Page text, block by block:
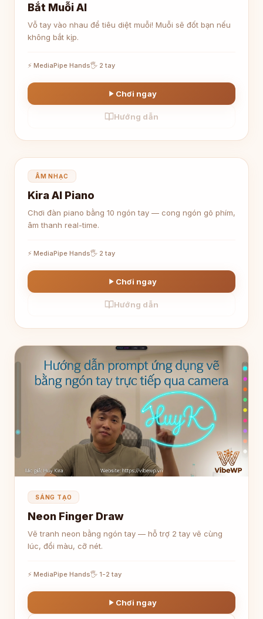
Bắt Muỗi AI
Vỗ tay vào nhau để tiêu diệt muỗi! Muỗi sẽ đốt bạn nếu
không bắt kịp.
⚡ MediaPipe Hands🖐 2 tay
Chơi ngay
Hướng dẫn
🎹
ÂM NHẠC
Kira AI Piano
Chơi đàn piano bằng 10 ngón tay — cong ngón gõ phím,
âm thanh real-time.
⚡ MediaPipe Hands🖐 2 tay
Chơi ngay
Hướng dẫn
SÁNG TẠO
Neon Finger Draw
Vẽ tranh neon bằng ngón tay — hỗ trợ 2 tay vẽ cùng
lúc, đổi màu, cỡ nét.
⚡ MediaPipe Hands🖐 1-2 tay
Chơi ngay